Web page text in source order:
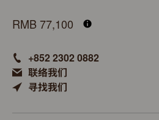
RMB 77,100
+852 2302 0882
联络我们
寻找我们